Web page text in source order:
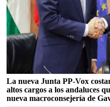
La nueva Junta PP-Vox
altos cargos a los andaluces
nueva macroconsejería de